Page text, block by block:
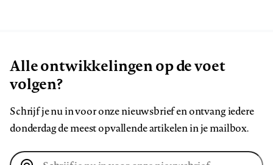
Alle ontwikkelingen op de voet
volgen?
Schrijf je nu in voor onze nieuwsbrief en ontvang iedere
donderdag de meest opvallende artikelen in je mailbox.